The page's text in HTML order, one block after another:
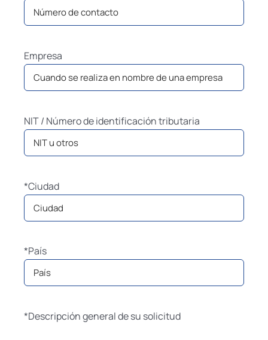
Empresa
NIT / Número de identificación tributaria
*Ciudad
*País
*Descripción general de su solicitud